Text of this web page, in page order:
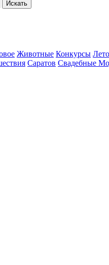
Животные Конкурсы
Саратов Свадебные